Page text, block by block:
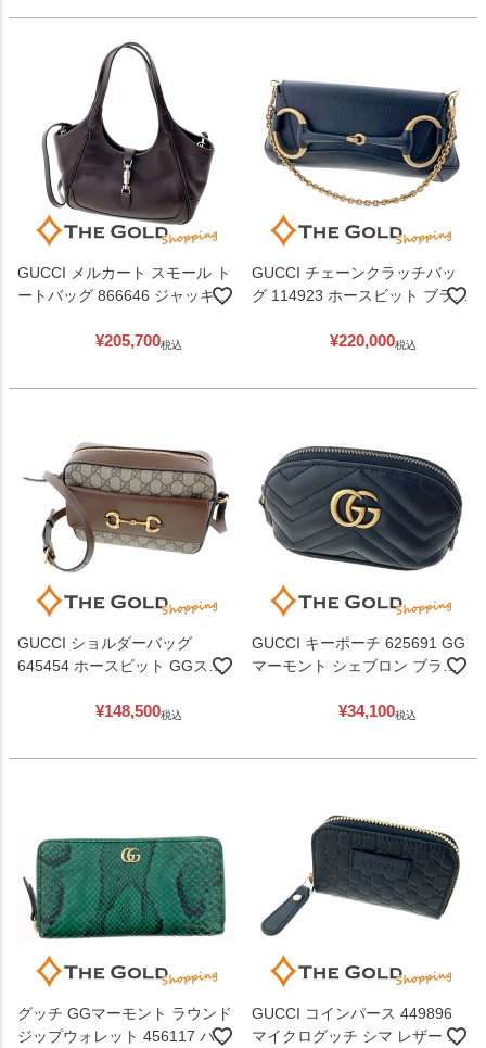
GUCCI メルカート スモール ト
ートバッグ 866646 ジャッキー
シルバー金具 2WAY ハンドバッ
ス グッチ 【中古】
¥205,700税込
GUCCI チェーンクラッチバッ
グ 114923 ホースビット ブラッ
ダーバッグ レディース グッチ
¥220,000税込
GUCCI ショルダーバッグ
645454 ホースビット GGスプ
ィース グッチ 【中古】
¥148,500税込
GUCCI キーポーチ 625691 GG
マーモント シェブロン ブラッ
男女兼用 ファッション小物 グ
¥34,100税込
グッチ GGマーモント ラウンド
ジップウォレット 456117 パイ
GUCCI コインパース 449896
マイクログッチ シマ レザー ブ